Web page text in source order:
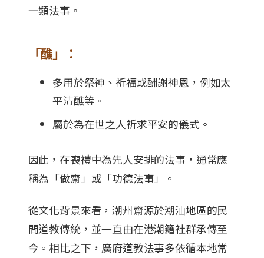
一類法事。
「醮」：
多用於祭神、祈福或酬謝神恩，例如太
平清醮等。
屬於為在世之人祈求平安的儀式。
因此，在喪禮中為先人安排的法事，通常應
稱為「做齋」或「功德法事」。
從文化背景來看，潮州齋源於潮汕地區的民
間道教傳統，並一直由在港潮籍社群承傳至
今。相比之下，廣府道教法事多依循本地常